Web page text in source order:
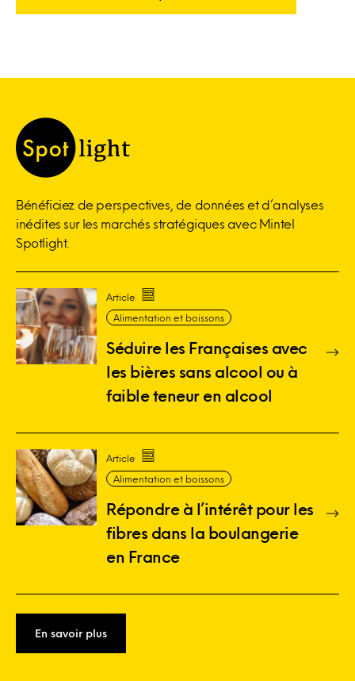
Bénéficiez de perspectives, de données et d’analyses
inédites sur les marchés stratégiques avec Mintel
Spotlight.
Article
Alimentation et boissons
Séduire les Françaises avec
les bières sans alcool ou à
faible teneur en alcool
Article
Alimentation et boissons
Répondre à l’intérêt pour les
fibres dans la boulangerie
en France
En savoir plus